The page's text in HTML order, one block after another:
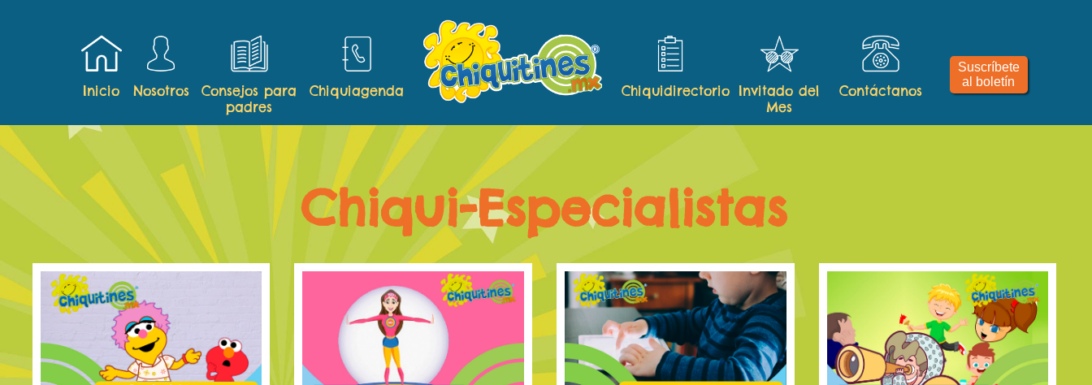
Inicio Nosotros
Consejos para
padres
Chiquiagenda Chiquidirectorio
Invitado del
Mes
Contáctanos
Suscríbete
al boletín
Chiqui-Especialistas